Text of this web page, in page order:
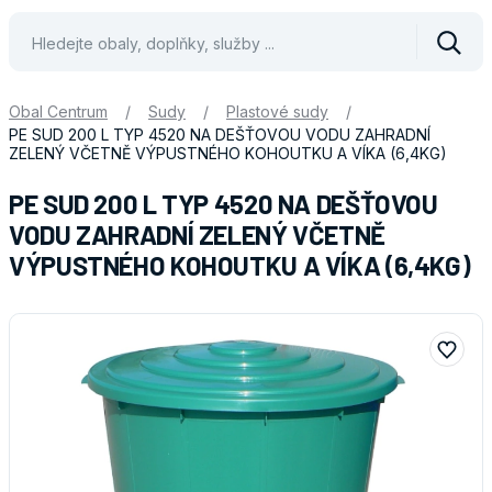
Obal Centrum / Sudy / Plastové sudy
/
PE SUD 200 L TYP 4520 NA DEŠŤOVOU VODU ZAHRADNÍ
ZELENÝ VČETNĚ VÝPUSTNÉHO KOHOUTKU A VÍKA (6,4KG)
PE SUD 200 L TYP 4520 NA DEŠŤOVOU
VODU ZAHRADNÍ ZELENÝ VČETNĚ
VÝPUSTNÉHO KOHOUTKU A VÍKA (6,4KG)